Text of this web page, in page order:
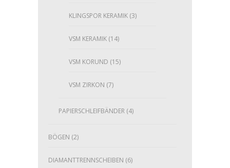
KLINGSPOR KERAMIK (3)
VSM KERAMIK (14)
VSM KORUND (15)
VSM ZIRKON (7)
PAPIERSCHLEIFBÄNDER (4)
BÖGEN (2)
DIAMANTTRENNSCHEIBEN (6)